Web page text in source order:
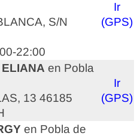
S/N
22:00
Ir
(GPS)
en Pobla
13 46185
Ir
(GPS)
en Pobla de